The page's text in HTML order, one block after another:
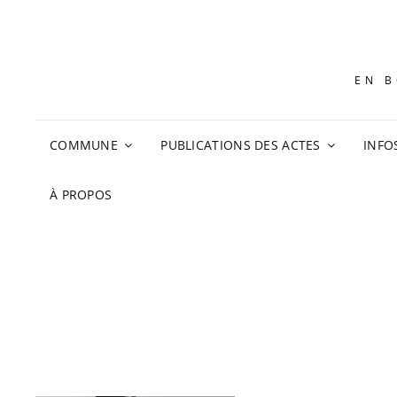
EN
COMMUNE PUBLICATIONS DES ACTES
À PROPOS